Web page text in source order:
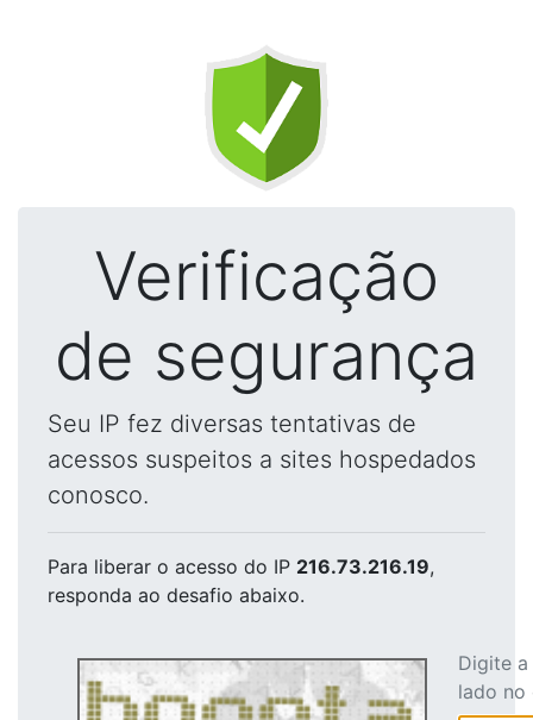
Verificação
de segurança
Seu IP fez diversas tentativas de
acessos suspeitos a sites hospedados
conosco.
Para liberar o acesso do IP 216.73.216.19,
responda ao desafio abaixo.
Digite
lado no